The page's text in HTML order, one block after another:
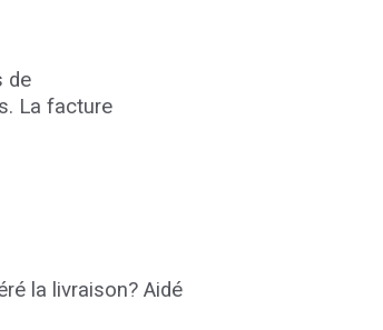
de
La facture
la livraison? Aidé